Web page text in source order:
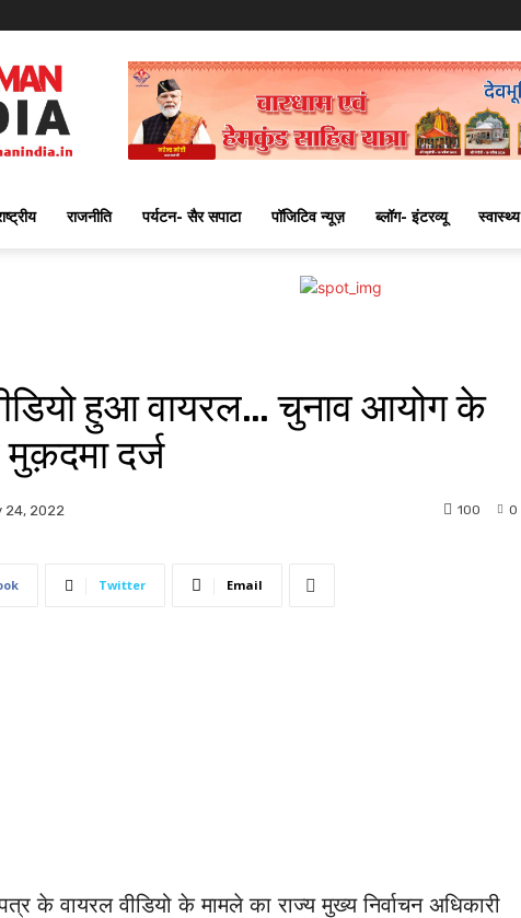
राजनीति पर्यटन- सैर सपाटा पॉजिटिव न्यूज़ ब्लॉग- इंटरव्यू स्वास्थ्य
हुआ वायरल… चुनाव आयोग के
दर्ज
24, 2022 0
100
Twitter Email
के वायरल वीडियो के मामले का राज्य मुख्य निर्वाचन अधिकारी